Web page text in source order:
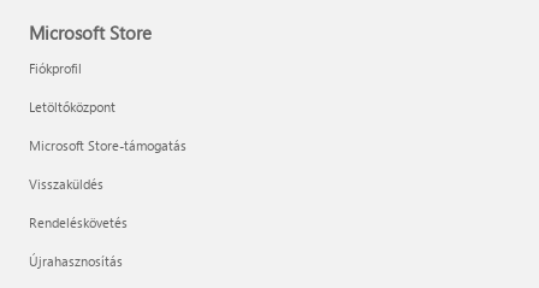
Microsoft Store
Fiókprofil
Letöltőközpont
Microsoft Store-támogatás
Visszaküldés
Rendeléskövetés
Újrahasznosítás